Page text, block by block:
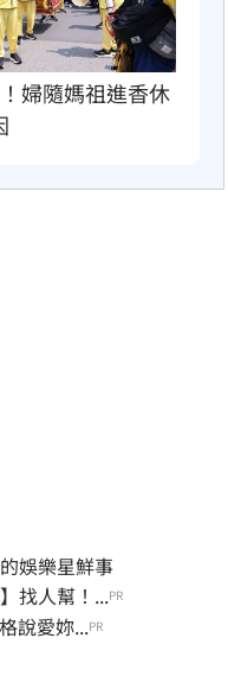
婦隨媽祖進香休
娛樂星鮮事
找人幫！...PR
說愛妳...PR